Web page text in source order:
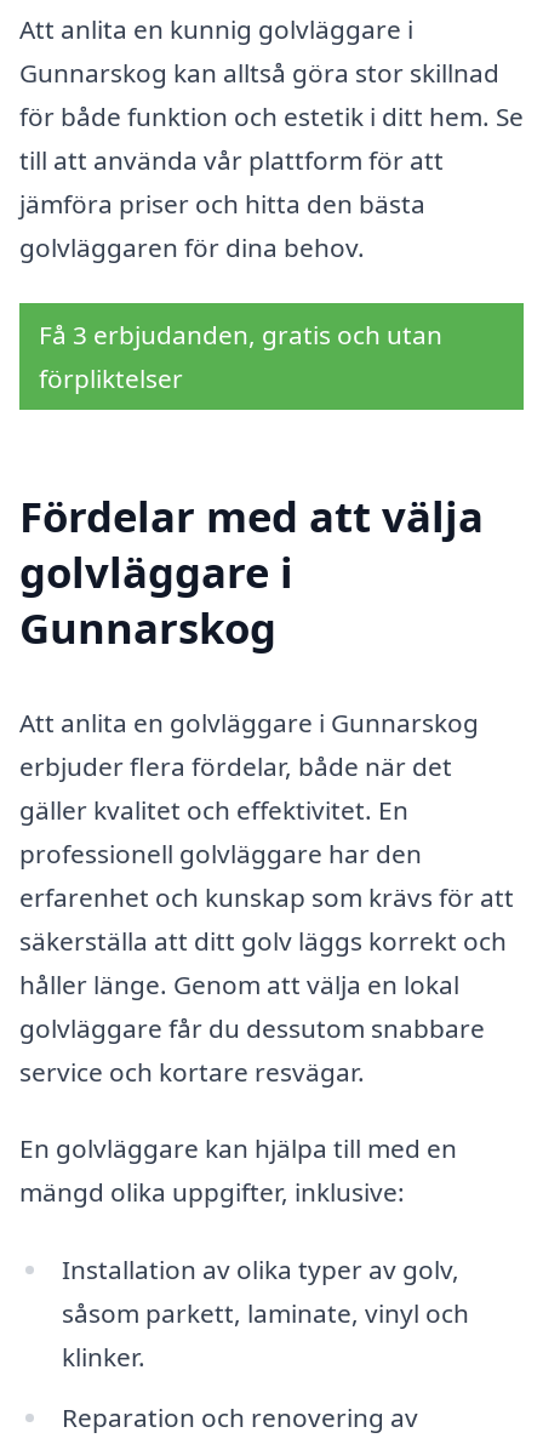
Att anlita en kunnig golvläggare i
Gunnarskog kan alltså göra stor skillnad
för både funktion och estetik i ditt hem. Se
till att använda vår plattform för att
jämföra priser och hitta den bästa
golvläggaren för dina behov.
Få 3 erbjudanden, gratis och utan
förpliktelser
Fördelar med att välja
golvläggare i
Gunnarskog
Att anlita en golvläggare i Gunnarskog
erbjuder flera fördelar, både när det
gäller kvalitet och effektivitet. En
professionell golvläggare har den
erfarenhet och kunskap som krävs för att
säkerställa att ditt golv läggs korrekt och
håller länge. Genom att välja en lokal
golvläggare får du dessutom snabbare
service och kortare resvägar.
En golvläggare kan hjälpa till med en
mängd olika uppgifter, inklusive:
Installation av olika typer av golv,
såsom parkett, laminate, vinyl och
klinker.
Reparation och renovering av